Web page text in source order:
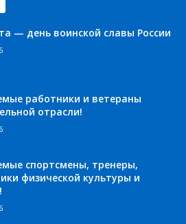
— день воинской славы России
работники и ветераны
отрасли!
спортсмены, тренеры,
физической культуры и